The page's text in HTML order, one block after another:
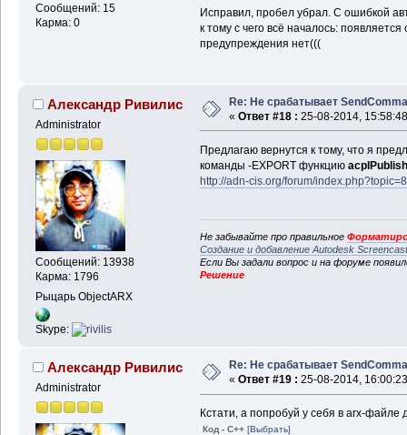
Сообщений: 15
Карма: 0
Исправил, пробел убрал. С ошибкой
к тому с чего всё началось:
предупреждения нет(((
Александр Ривилис
Administrator
Сообщений: 13938
Карма: 1796
Рыцарь ObjectARX
Skype:
Re: Не срабатывает
« Ответ #18 : 25-08-2014,
Предлагаю вернутся к тому, что я
команды -EXPORT функцию
http://adn-cis.org/forum/
Не забывайте про правильное
Создание и добавление Autodesk
Если Вы задали вопрос и на форуме
Решение
Александр Ривилис
Administrator
Re: Не срабатывает
« Ответ #19 : 25-08-2014,
Кстати, а попробуй у себя в arx-файле
Код - C++ [Выбрать]